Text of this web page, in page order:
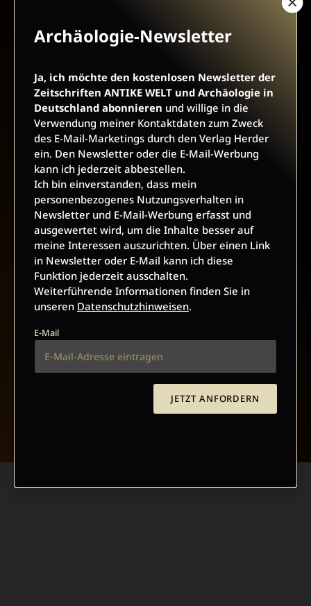
AGB UND WIDERRUFSBELEHRUNG DATENSCHUTZ
BARRIEREFREIHEIT IMPRESSUM
VERTRAG WIDERRUFEN
ABO ONLINE KÜNDIGEN
NACH OBEN
Archäologie-Newsletter
Ja, ich möchte den kostenlosen Newsletter der
Zeitschriften ANTIKE WELT und Archäologie in
Deutschland abonnieren und willige in die
Verwendung meiner Kontaktdaten zum Zweck
des E-Mail-Marketings durch den Verlag Herder
ein. Den Newsletter oder die E-Mail-Werbung
kann ich jederzeit abbestellen.
Ich bin einverstanden, dass mein
personenbezogenes Nutzungsverhalten in
Newsletter und E-Mail-Werbung erfasst und
ausgewertet wird, um die Inhalte besser auf
meine Interessen auszurichten. Über einen Link
in Newsletter oder E-Mail kann ich diese
Funktion jederzeit ausschalten.
Weiterführende Informationen finden Sie in
unseren Datenschutzhinweisen.
E-Mail
JETZT ANFORDERN